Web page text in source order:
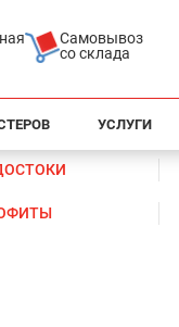
Самовывоз
со склада
УСЛУГИ